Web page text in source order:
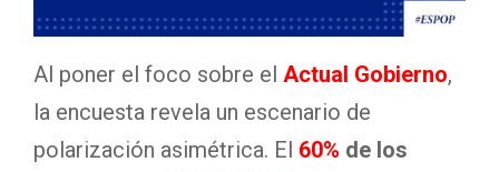
Al poner el foco sobre el Actual Gobierno,
la encuesta revela un escenario de
polarización asimétrica. El 60% de los